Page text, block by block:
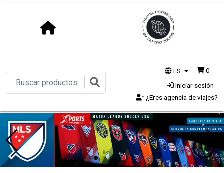
ES
0
Iniciar sesión
¿Eres agencia de viajes?
1s